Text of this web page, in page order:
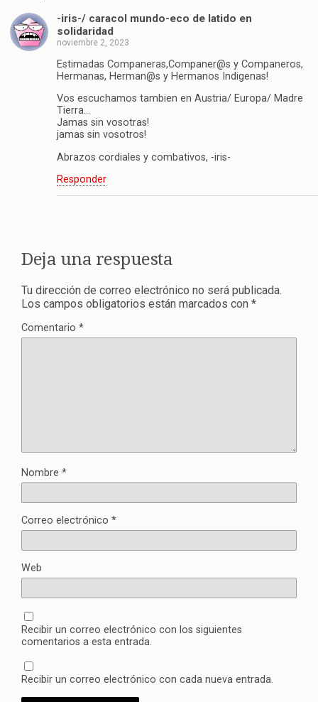
-iris-/ caracol mundo-eco de latido en
solidaridad
noviembre 2, 2023
Estimadas Companeras,Companer@s y Companeros,
Hermanas, Herman@s y Hermanos Indigenas!
Vos escuchamos tambien en Austria/ Europa/ Madre
Tierra…
Jamas sin vosotras!
jamas sin vosotros!
Abrazos cordiales y combativos, -iris-
Responder
Deja una respuesta
Tu dirección de correo electrónico no será publicada.
Los campos obligatorios están marcados con *
Comentario *
Nombre *
Correo electrónico *
Web
Recibir un correo electrónico con los siguientes
comentarios a esta entrada.
Recibir un correo electrónico con cada nueva entrada.